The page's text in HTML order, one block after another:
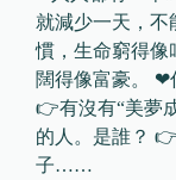
就減少一天，
慣，生命窮得像
闊得像富豪。 ❤
👉有沒有“美夢
的人。是誰？
子……